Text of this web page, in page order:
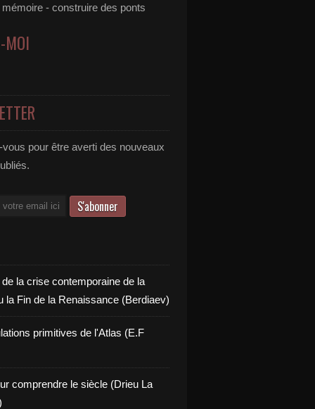
mémoire - construire des ponts
MOI
pour être averti des nouveaux
la crise contemporaine de la
la Fin de la Renaissance (Berdiaev)
primitives de l'Atlas (E.F
comprendre le siècle (Drieu La